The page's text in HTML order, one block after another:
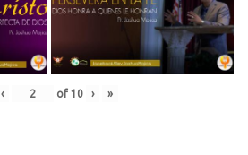
‹ of 10 › »